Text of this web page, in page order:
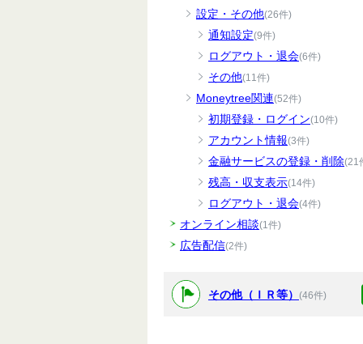
設定・その他(26件)
通知設定(9件)
ログアウト・退会(6件)
その他(11件)
Moneytree関連(52件)
初期登録・ログイン(10件)
アカウント情報(3件)
金融サービスの登録・削除(21
残高・収支表示(14件)
ログアウト・退会(4件)
オンライン相談(1件)
広告配信(2件)
その他（ＩＲ等） (46件)